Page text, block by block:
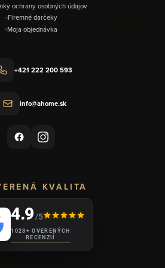
ochrany osobných údajov
Firemné darčeky
Moja objednávka
+421 222 200 593
info@ahome.sk
KVALITA
4.9/5
1028+ OVERENÝCH
RECENZIÍ